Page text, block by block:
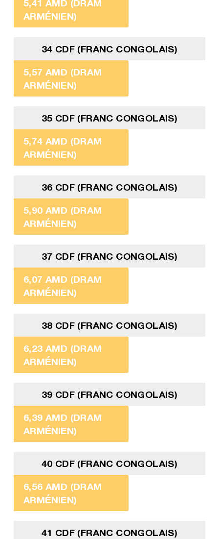
5,41 AMD (DRAM
ARMÉNIEN)
34 CDF (FRANC CONGOLAIS)
5,57 AMD (DRAM
ARMÉNIEN)
35 CDF (FRANC CONGOLAIS)
5,74 AMD (DRAM
ARMÉNIEN)
36 CDF (FRANC CONGOLAIS)
5,90 AMD (DRAM
ARMÉNIEN)
37 CDF (FRANC CONGOLAIS)
6,07 AMD (DRAM
ARMÉNIEN)
38 CDF (FRANC CONGOLAIS)
6,23 AMD (DRAM
ARMÉNIEN)
39 CDF (FRANC CONGOLAIS)
6,39 AMD (DRAM
ARMÉNIEN)
40 CDF (FRANC CONGOLAIS)
6,56 AMD (DRAM
ARMÉNIEN)
41 CDF (FRANC CONGOLAIS)